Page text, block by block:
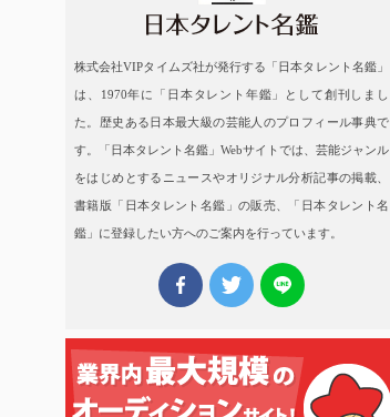
株式会社VIPタイムズ社が発行する「日本タレント名鑑」
は、1970年に「日本タレント年鑑」として創刊しまし
た。歴史ある日本最大級の芸能人のプロフィール事典で
す。「日本タレント名鑑」Webサイトでは、芸能ジャンル
をはじめとするニュースやオリジナル分析記事の掲載、
書籍版「日本タレント名鑑」の販売、「日本タレント名
鑑」に登録したい方へのご案内を行っています。